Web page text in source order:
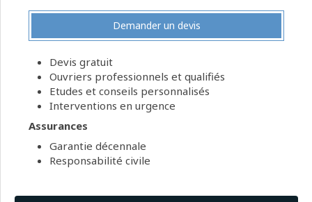
Demander un devis
Devis gratuit
Ouvriers professionnels et qualifiés
Etudes et conseils personnalisés
Interventions en urgence
Assurances
Garantie décennale
Responsabilité civile